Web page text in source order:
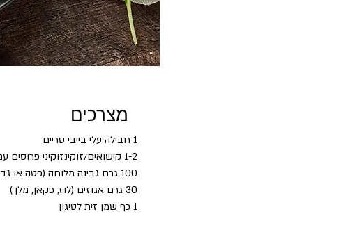
מצרכים
1 חבילה עלי בייבי טריים
1-2 קישואים/זוקינזוקיני פרוסים עם הקליפה
100 גרם גבינה מלוחה (פטה או גבינה בולגרית 24% מפוררת)
30 גרם אגוזים (לוז, פקאן, מלך)
1 כף שמן זית לטיגון